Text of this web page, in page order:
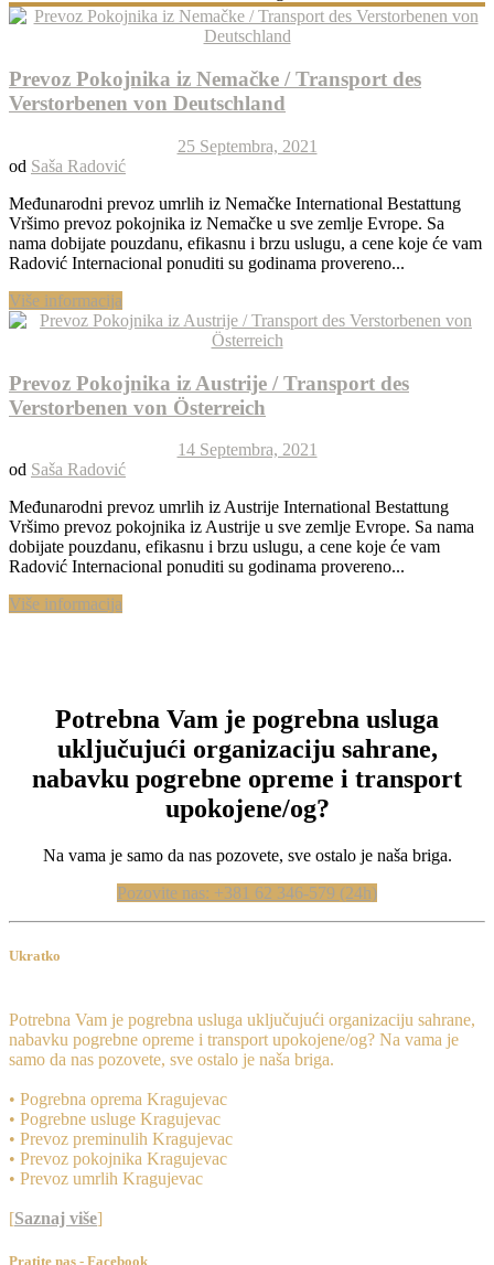
Prevoz Pokojnika iz Nemačke / Transport des
Verstorbenen von Deutschland
25 Septembra, 2021
od Saša Radović
Međunarodni prevoz umrlih iz Nemačke International Bestattung
Vršimo prevoz pokojnika iz Nemačke u sve zemlje Evrope. Sa
nama dobijate pouzdanu, efikasnu i brzu uslugu, a cene koje će vam
Radović Internacional ponuditi su godinama provereno...
Više informacija
Prevoz Pokojnika iz Austrije / Transport des
Verstorbenen von Österreich
14 Septembra, 2021
od Saša Radović
Međunarodni prevoz umrlih iz Austrije International Bestattung
Vršimo prevoz pokojnika iz Austrije u sve zemlje Evrope. Sa nama
dobijate pouzdanu, efikasnu i brzu uslugu, a cene koje će vam
Radović Internacional ponuditi su godinama provereno...
Više informacija
Potrebna Vam je pogrebna usluga
uključujući organizaciju sahrane,
nabavku pogrebne opreme i transport
upokojene/og?
Na vama je samo da nas pozovete, sve ostalo je naša briga.
Pozovite nas: +381 62 346-579 (24h)
Ukratko
Potrebna Vam je pogrebna usluga uključujući organizaciju sahrane,
nabavku pogrebne opreme i transport upokojene/og? Na vama je
samo da nas pozovete, sve ostalo je naša briga.
• Pogrebna oprema Kragujevac
• Pogrebne usluge Kragujevac
• Prevoz preminulih Kragujevac
• Prevoz pokojnika Kragujevac
• Prevoz umrlih Kragujevac
[Saznaj više]
Pratite nas - Facebook